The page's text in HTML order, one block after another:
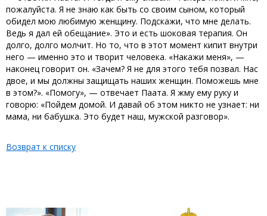
пожалуйста. Я не знаю как быть со своим сыном, который
обидел мою любимую женщину. Подскажи, что мне делать.
Ведь я дал ей обещание». Это и есть шоковая терапия. Он
долго, долго молчит. Но то, что в этот момент кипит внутри
него — именно это и творит человека. «Накажи меня», —
наконец говорит он. «Зачем? Я не для этого тебя позвал. Нас
двое, и мы должны защищать наших женщин. Поможешь мне
в этом?». «Помогу», — отвечает Паата. Я жму ему руку и
говорю: «Пойдем домой. И давай об этом никто не узнает: ни
мама, ни бабушка. Это будет наш, мужской разговор».
Возврат к списку